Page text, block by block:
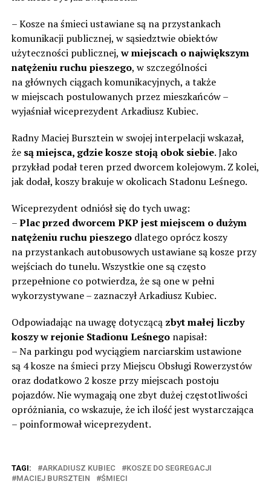
– Kosze na śmieci ustawiane są na przystankach
komunikacji publicznej, w sąsiedztwie obiektów
użyteczności publicznej,w miejscach o największym
natężeniu ruchu pieszego, w szczególności
na głównych ciągach komunikacyjnych, a także
w miejscach postulowanych przez mieszkańców –
wyjaśniał wiceprezydent Arkadiusz Kubiec.
Radny Maciej Bursztein w swojej interpelacji wskazał,
że są miejsca, gdzie kosze stoją obok siebie. Jako
przykład podał teren przed dworcem kolejowym. Z kolei,
jak dodał, koszy brakuje w okolicach Stadonu Leśnego.
Wiceprezydent odniósł się do tych uwag:
–Plac przed dworcem PKP jest miejscem o dużym
natężeniu ruchu pieszegodlatego oprócz koszy
na przystankach autobusowych ustawiane są kosze przy
wejściach do tunelu. Wszystkie one są często
przepełnione co potwierdza, że są one w pełni
wykorzystywane – zaznaczył Arkadiusz Kubiec.
Odpowiadając na uwagę dotyczącązbyt małej liczby
koszy w rejonie Stadionu Leśnegonapisał:
– Na parkingu pod wyciągiem narciarskim ustawione
są 4 kosze na śmieci przy Miejscu Obsługi Rowerzystów
oraz dodatkowo 2 kosze przy miejscach postoju
pojazdów. Nie wymagają one zbyt dużej częstotliwości
opróżniania, co wskazuje, że ich ilość jest wystarczająca
– poinformował wiceprezydent.
TAGI: ARKADIUSZ KUBIEC
KOSZE DO SEGREGACJI
MACIEJ BURSZTEIN
ŚMIECI